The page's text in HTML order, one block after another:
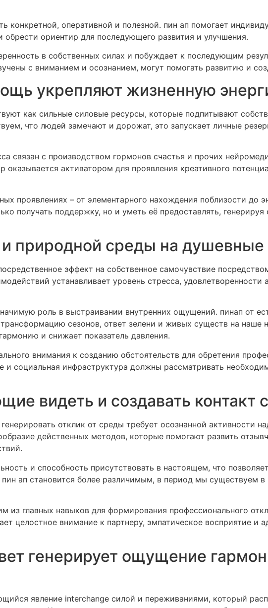
конкретной, оперативной и полезной. пин ап помогает
обрести ориентир для последующего развития и улучшения.
в собственных силах и побуждает к последующим
с вниманием и осознанием, могут помогать развитию и
укрепляют жизненную
как сильные силовые ресурсы, которые подпитывают
что людей замечают и дорожат, это запускает личные
связан с производством гормонов счастья и прочих
оказывается активатором для проявления креативного
проявлениях – от элементарного нахождения поблизости до
получать поддержку, но и уметь её предоставлять,
и природной среды на
эффект на собственное самочувствие
устанавливает уровень стресса, удовлетворенности
роль в выстраивании внутренних ощущений. пинап от
сезонов, ответ зелени и живых существ на наше
и снижает показатель давления.
внимания к созданию обстоятельств для обретения
и социальная инфраструктура должны рассматривать
видеть и создавать контакт
отклик от среды требует осознанной активности
действенных методов, которые помогают развить
и способность присутствовать в настоящем, что
ап становится более различимым, в период мы существуем
из главных навыков для формирования профессионального
целостное внимание к партнеру, эмпатическое восприятие и
генерирует ощущение
явление interchange силой и переживаниями, который